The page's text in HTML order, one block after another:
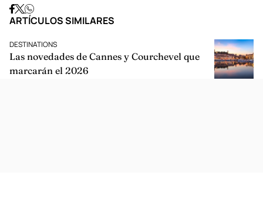
ARTÍCULOS SIMILARES
DESTINATIONS
Las novedades de Cannes y Courchevel que
marcarán el 2026